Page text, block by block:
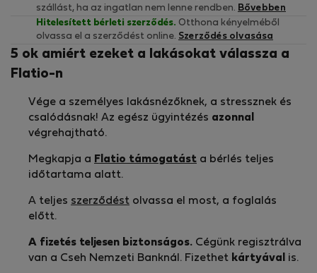
szállást, ha az ingatlan nem lenne rendben.
Bővebben
Hitelesített bérleti szerződés. Otthona kényelméből
olvassa el a szerződést online. Szerződés olvasása
5 ok amiért ezeket a lakásokat válassza a
Flatio-n
Vége a személyes lakásnézőknek, a stressznek és
csalódásnak! Az egész ügyintézés azonnal
végrehajtható.
Megkapja a Flatio támogatást a bérlés teljes
időtartama alatt.
A teljes szerződést olvassa el most, a foglalás
előtt.
A fizetés teljesen biztonságos. Cégünk regisztrálva
van a Cseh Nemzeti Banknál. Fizethet kártyával is.